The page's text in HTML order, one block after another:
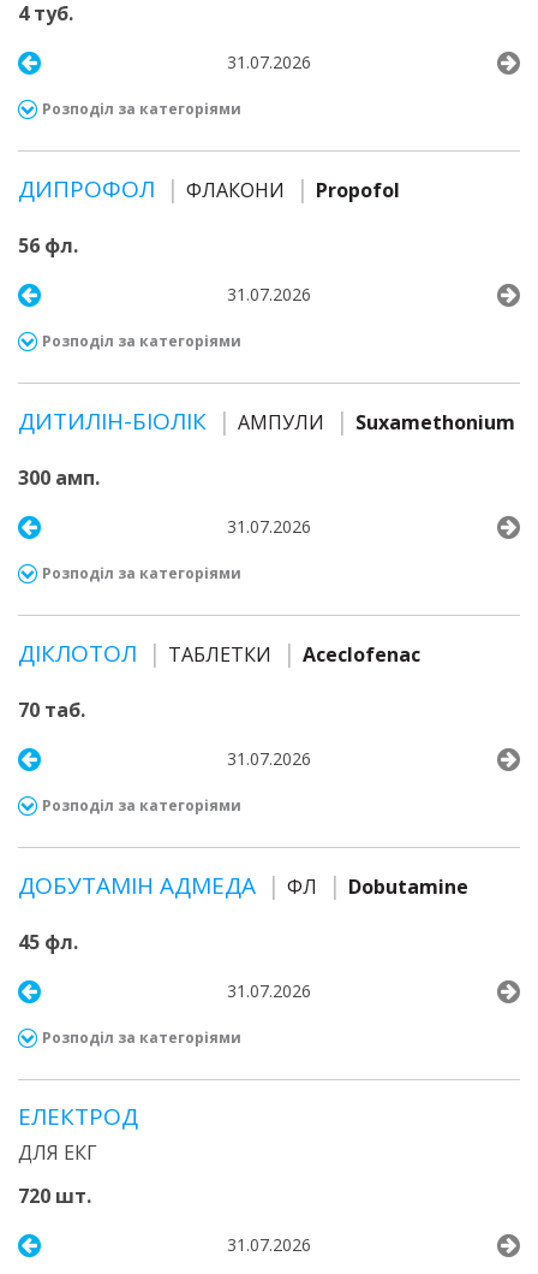
4 туб.
31.07.2026
Розподіл за категоріями
ДИПРОФОЛ ФЛАКОНИ Propofol
56 фл.
31.07.2026
Розподіл за категоріями
ДИТИЛІН-БІОЛІК АМПУЛИ Suxamethonium
300 амп.
31.07.2026
Розподіл за категоріями
ДІКЛОТОЛ ТАБЛЕТКИ Aceclofenac
70 таб.
31.07.2026
Розподіл за категоріями
ДОБУТАМІН АДМЕДА ФЛ Dobutamine
45 фл.
31.07.2026
Розподіл за категоріями
ЕЛЕКТРОД
ДЛЯ ЕКГ
720 шт.
31.07.2026